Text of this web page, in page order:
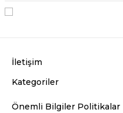
İletişim
Kategoriler
Önemli Bilgiler Politikalar